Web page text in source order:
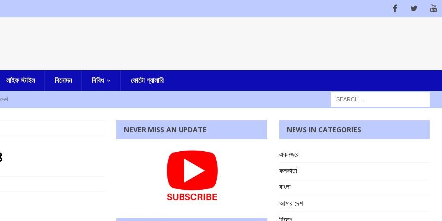
লাইফ স্টাইল বিনোদন বিবিধ ফোটো গ্যালারি
‘সেলিব্রেটিং ফ্রিডম থ্রু বেঙ্গল’, আগামীকাল শনিবার উদ্বোধন করবেন রাজ্যপাল
কলকাতা
NEVER MISS AN UPDATE NEWS IN CATEGORIES
একনজরে
কলকাতা
বাংলা
আমার দেশ